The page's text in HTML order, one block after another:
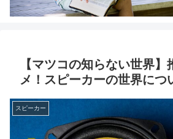
【マツコの知らない世界】
メ！スピーカーの世界につ
スピーカー